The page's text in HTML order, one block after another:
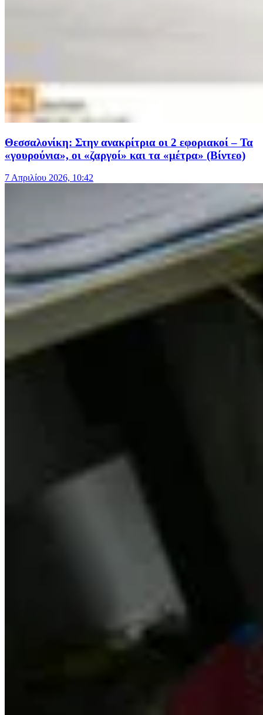
Θεσσαλονίκη: Στην ανακρίτρια οι 2 εφοριακοί – Τα
«γουρούνια», οι «ζαργοί» και τα «μέτρα» (Βίντεο)
7 Απριλίου 2026, 10:42